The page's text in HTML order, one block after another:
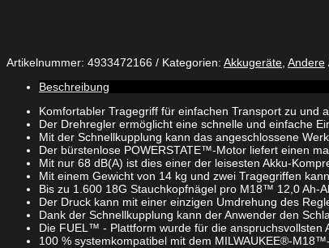
Artikelnummer: 4933472166 Kategorien: Akkugeräte Andere
Beschreibung
Komfortabler Tragegriff für einfachen Transport zu und
Der Drehregler ermöglicht eine schnelle und einfache
Mit der Schnellkupplung kann das angeschlossene
Der bürstenlose POWERSTATE™-Motor liefert einen
Mit nur 68 dB(A) ist dies einer der leisesten Akku-
Mit einem Gewicht von 14 kg und zwei Tragegriffen
Bis zu 1.600 18G Stauchkopfnägel pro M18™ 12,0 Ah-
Der Druck kann mit einer einzigen Umdrehung des
Dank der Schnellkupplung kann der Anwender den
Die FUEL™ - Plattform wurde für die anspruchsvollsten
100 % systemkompatibel mit dem MILWAUKEE®-